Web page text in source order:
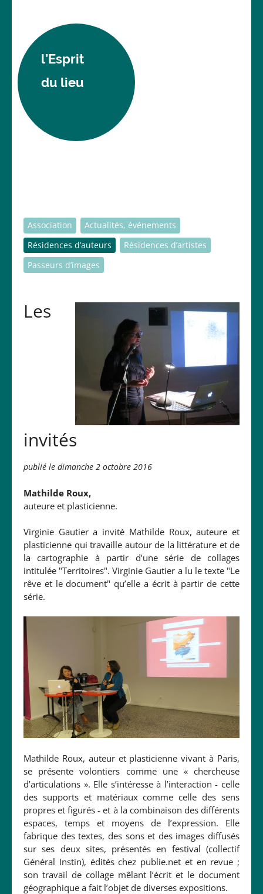
l’Esprit
du lieu
Association
Actualités, événements
Résidences d’auteurs
Résidences d’artistes
Passeurs d’images
Les
invités
publié le dimanche 2 octobre 2016
Mathilde Roux,
auteure et plasticienne.
Virginie Gautier a invité Mathilde Roux, auteure et
plasticienne qui travaille autour de la littérature et de
la cartographie à partir d’une série de collages
intitulée "Territoires". Virginie Gautier a lu le texte "Le
rêve et le document" qu’elle a écrit à partir de cette
série.
Mathilde Roux, auteur et plasticienne vivant à Paris,
se présente volontiers comme une « chercheuse
d’articulations ». Elle s’intéresse à l’interaction - celle
des supports et matériaux comme celle des sens
propres et figurés - et à la combinaison des différents
espaces, temps et moyens de l’expression. Elle
fabrique des textes, des sons et des images diffusés
sur ses deux sites, présentés en festival (collectif
Général Instin), édités chez publie.net et en revue ;
son travail de collage mêlant l’écrit et le document
géographique a fait l’objet de diverses expositions.